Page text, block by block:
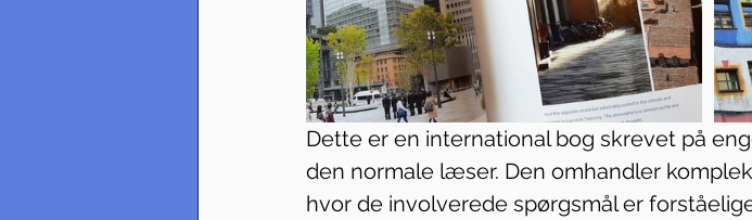
Dette er en international bog skrevet på
den normale læser. Den omhandler
hvor de involverede spørgsmål er